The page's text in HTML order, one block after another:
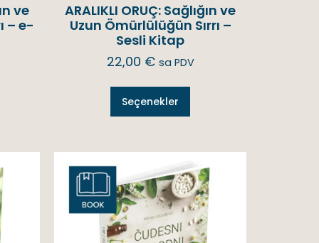
ve
– e-
ARALIKLI ORUÇ: Sağlığın ve
Uzun Ömürlülüğün Sırrı –
Sesli Kitap
22,00 € sa PDV
Seçenekler